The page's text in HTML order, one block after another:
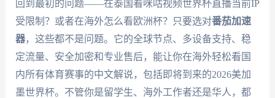
回到最初的问题——在泰国看咪咕视频世界杯直播当前IP
受限制？或者在海外怎么看欧洲杯？只要选对番茄加速
器，这些都不是问题。它的全球节点、多设备支持、稳
定流量、安全加密和专业售后，能让你在海外轻松看国
内所有体育赛事的中文解说，包括即将到来的2026美加
墨世界杯。不管你是留学生、海外工作者还是华人，都